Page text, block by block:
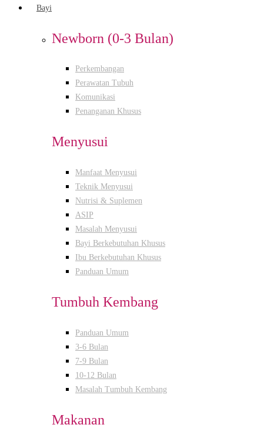
Bayi
Newborn (0-3 Bulan)
Perkembangan
Perawatan Tubuh
Komunikasi
Penanganan Khusus
Menyusui
Manfaat Menyusui
Teknik Menyusui
Nutrisi & Suplemen
ASIP
Masalah Menyusui
Bayi Berkebutuhan Khusus
Ibu Berkebutuhan Khusus
Panduan Umum
Tumbuh Kembang
Panduan Umum
3-6 Bulan
7-9 Bulan
10-12 Bulan
Masalah Tumbuh Kembang
Makanan